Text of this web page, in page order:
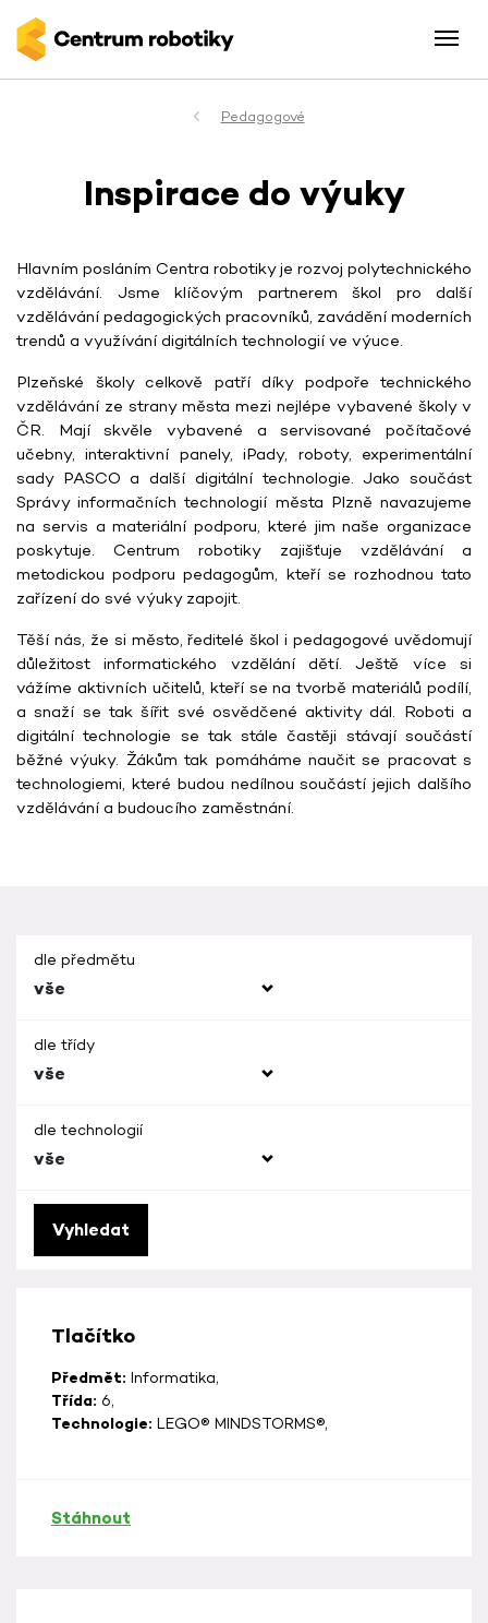
Pedagogové
Inspirace do výuky
Hlavním posláním Centra robotiky je rozvoj polytechnického
vzdělávání. Jsme klíčovým partnerem škol pro další
vzdělávání pedagogických pracovníků, zavádění moderních
trendů a využívání digitálních technologií ve výuce.
Plzeňské školy celkově patří díky podpoře technického
vzdělávání ze strany města mezi nejlépe vybavené školy v
ČR. Mají skvěle vybavené a servisované počítačové
učebny, interaktivní panely, iPady, roboty, experimentální
sady PASCO a další digitální technologie. Jako součást
Správy informačních technologií města Plzně navazujeme
na servis a materiální podporu, které jim naše organizace
poskytuje. Centrum robotiky zajišťuje vzdělávání a
metodickou podporu pedagogům, kteří se rozhodnou tato
zařízení do své výuky zapojit.
Těší nás, že si město, ředitelé škol i pedagogové uvědomují
důležitost informatického vzdělání dětí. Ještě více si
vážíme aktivních učitelů, kteří se na tvorbě materiálů podílí,
a snaží se tak šířit své osvědčené aktivity dál. Roboti a
digitální technologie se tak stále častěji stávají součástí
běžné výuky. Žákům tak pomáháme naučit se pracovat s
technologiemi, které budou nedílnou součástí jejich dalšího
vzdělávání a budoucího zaměstnání.
dle předmětu
vše
dle třídy
vše
dle technologií
vše
Vyhledat
Tlačítko
Předmět: Informatika,
Třída: 6,
Technologie: LEGO® MINDSTORMS®,
Stáhnout